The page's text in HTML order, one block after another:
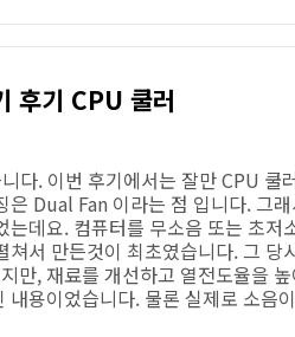
후기 CPU 쿨러
다. 이번 후기에서는 잘만 CPU 쿨
은 Dual Fan 이라는 점 입니다. 그
데요. 컴퓨터를 무소음 또는 초
서 만든것이 최초였습니다. 그 당
만, 재료를 개선하고 열전도율을
용이었습니다. 물론 실제로 소음